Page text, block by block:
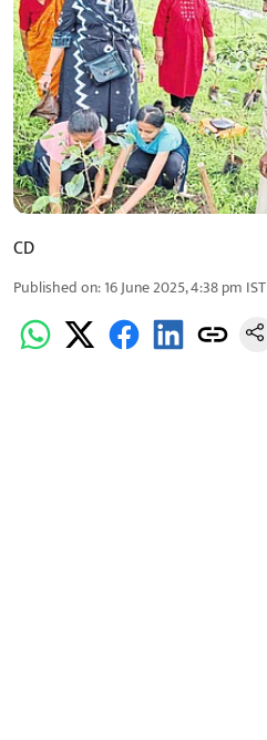
CD
Published on:16 June 2025, 4:38 pm IST